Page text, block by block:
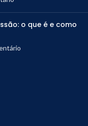
o que é e como